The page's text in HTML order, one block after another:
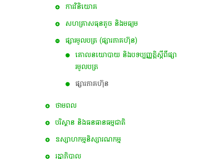
ការវិនិយោគ
សហគ្រាសធុនតូច និងមធ្យម
ផ្សារមូលបត្រ (ផ្សារភាគហ៊ុន)
គោលនយោបាយ និងបទប្បញ្ញត្តិស្តីពីផ្សា
រមូលបត្រ
ផ្សារភាគហ៊ុន
ថាមពល
បរិស្ថាន និងធនធានធម្មជាតិ
ឧស្សាហកម្មនិស្សារណកម្ម
រដ្ឋាភិបាល